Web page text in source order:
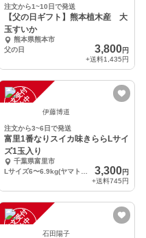
注文から1~10日で発送
【父の日ギフト】熊本植木産 大
玉すいか
熊本県熊本市
父の日
3,800円
+送料1,435円
注
文
受
付
停
止
中 伊藤博道
注文から3~6日で発送
富里1番なりスイカ味きららLサイ
ズ1玉入り
千葉県富里市
3,300円
+送料745円
注
文
受
付
停
止
中 石田陽子